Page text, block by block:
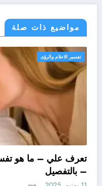
مواضيع ذات صلة
تفسير الاحلام
تعرف